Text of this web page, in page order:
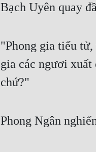
Bạch Uyên quay
"Phong gia tiểu
gia các ngươi
chứ?"
Phong Ngân